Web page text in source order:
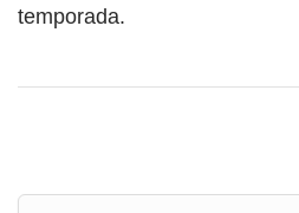
temporada.